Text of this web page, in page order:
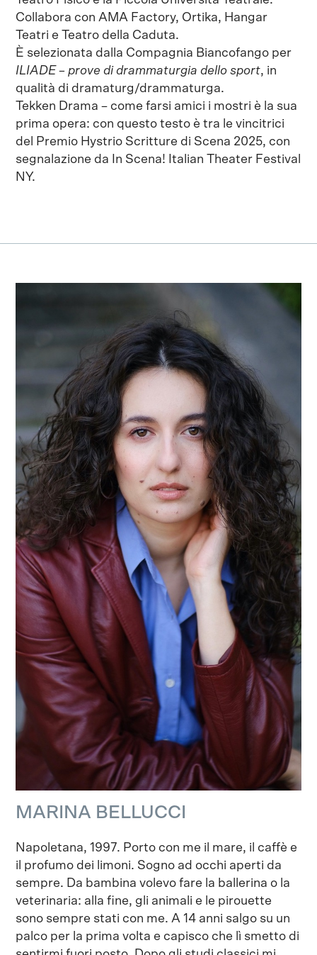
Collabora con AMA Factory, Ortika, Hangar
Teatri e Teatro della Caduta.
È selezionata dalla Compagnia Biancofango per
ILIADE – prove di drammaturgia dello sport, in
qualità di dramaturg/drammaturga.
Tekken Drama – come farsi amici i mostri è la sua
prima opera: con questo testo è tra le vincitrici
del Premio Hystrio Scritture di Scena 2025, con
segnalazione da In Scena! Italian Theater Festival
NY.
MARINA BELLUCCI
Napoletana, 1997. Porto con me il mare, il caffè e
il profumo dei limoni. Sogno ad occhi aperti da
sempre. Da bambina volevo fare la ballerina o la
veterinaria: alla fine, gli animali e le pirouette
sono sempre stati con me. A 14 anni salgo su un
palco per la prima volta e capisco che lì smetto di